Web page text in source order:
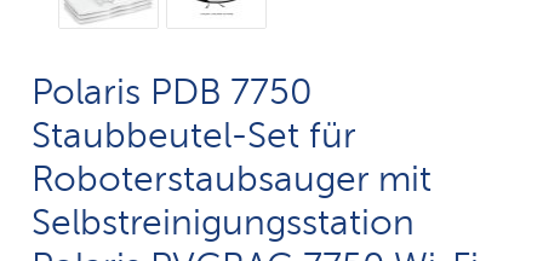
Polaris PDB 7750
Staubbeutel-Set für
Roboterstaubsauger mit
Selbstreinigungsstation